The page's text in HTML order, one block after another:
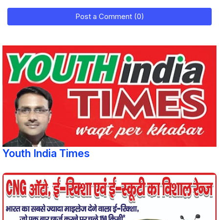
Post a Comment (0)
Youth India Times